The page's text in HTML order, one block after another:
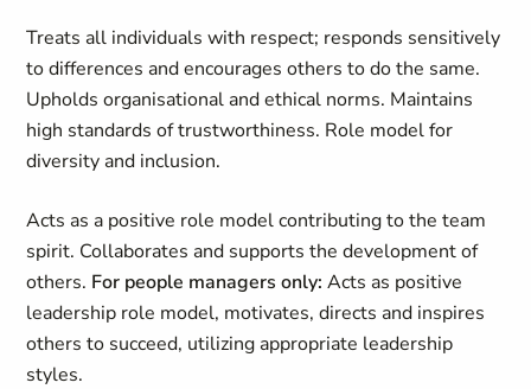
Treats all individuals with respect; responds sensitively
to differences and encourages others to do the same.
Upholds organisational and ethical norms. Maintains
high standards of trustworthiness. Role model for
diversity and inclusion.
Acts as a positive role model contributing to the team
spirit. Collaborates and supports the development of
others. For people managers only: Acts as positive
leadership role model, motivates, directs and inspires
others to succeed, utilizing appropriate leadership
styles.